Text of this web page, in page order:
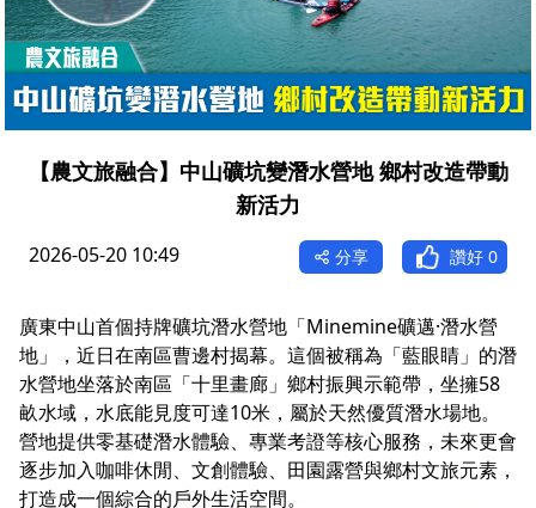
【農文旅融合】中山礦坑變潛水營地 鄉村改造帶動
新活力
2026-05-20 10:49 分享 讚好 0
廣東中山首個持牌礦坑潛水營地「Minemine礦邁·潛水營
地」，近日在南區曹邊村揭幕。這個被稱為「藍眼睛」的潛
水營地坐落於南區「十里畫廊」鄉村振興示範帶，坐擁58
畝水域，水底能見度可達10米，屬於天然優質潛水場地。
營地提供零基礎潛水體驗、專業考證等核心服務，未來更會
逐步加入咖啡休閒、文創體驗、田園露營與鄉村文旅元素，
打造成一個綜合的戶外生活空間。